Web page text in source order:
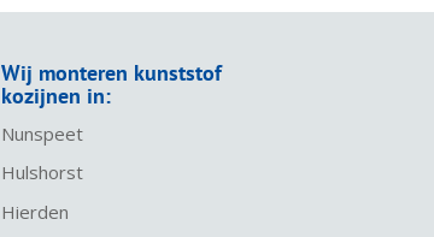
Wij monteren kunststof
kozijnen in:
Nunspeet
Hulshorst
Hierden